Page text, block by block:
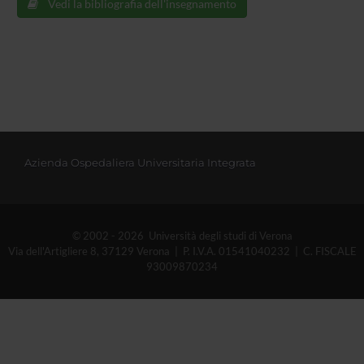
Vedi la bibliografia dell'insegnamento
Azienda Ospedaliera Universitaria Integrata
© 2002 - 2026 Università degli studi di Verona
Via dell'Artigliere 8, 37129 Verona | P. I.V.A. 01541040232 | C. FISCALE
93009870234